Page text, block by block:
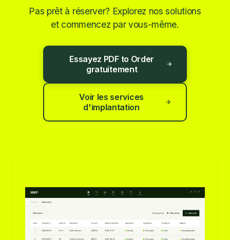
Pas prêt à réserver? Explorez nos solutions
et commencez par vous-même.
Essayez PDF to Order
gratuitement
Voir les services
d'implantation